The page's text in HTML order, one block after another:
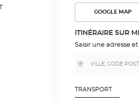
GOOGLE MAP
VOIR
DANS
GOOGLE
MAP
ITINÉRAIRE SUR
Saisir une adresse
,
de
À
TRANSPORT